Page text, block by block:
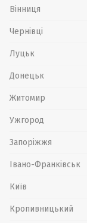
Вінниця
Чернівці
Луцьк
Донецьк
Житомир
Ужгород
Запоріжжя
Івано-Франківськ
Київ
Кропивницький